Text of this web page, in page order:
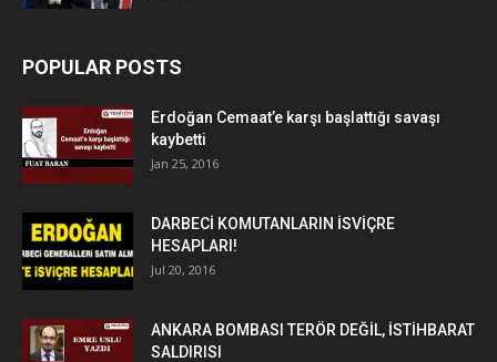
POPULAR POSTS
Erdoğan Cemaat’e karşı başlattığı savaşı
kaybetti
Jan 25, 2016
DARBECİ KOMUTANLARIN İSVİÇRE
HESAPLARI!
Jul 20, 2016
ANKARA BOMBASI TERÖR DEĞİL, İSTİHBARAT
SALDIRISI